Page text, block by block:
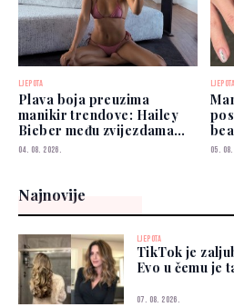
LJEPOTA
Plava boja preuzima
manikir trendove: Hailey
Bieber među zvijezdama
koje je već nose
04. 08. 2026.
LJEPOTA
05.
Najnovije
LJEPOTA
TikTok je
Evo u čemu je
07. 08. 2026.